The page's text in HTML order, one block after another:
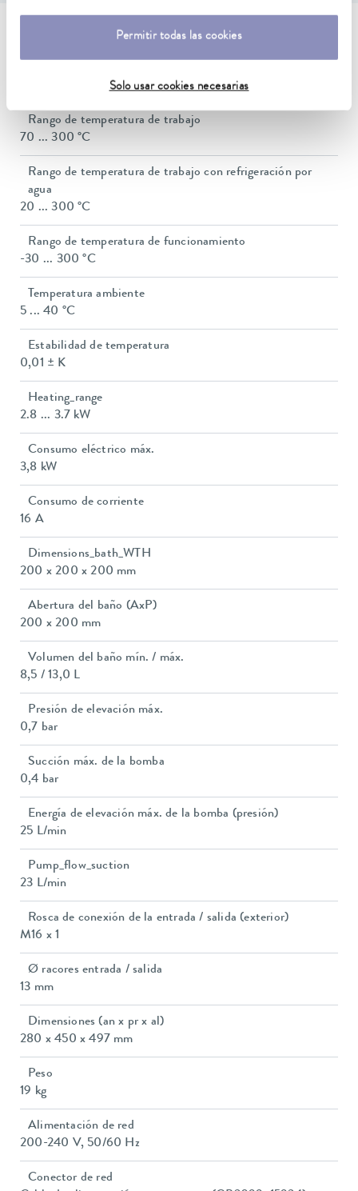
Permitir todas las cookies
Solo usar cookies necesarias
Características técnicas (según
Rango de temperatura de trabajo
70 ... 300 °C
Rango de temperatura de trabajo con refrigeración por
agua
20 ... 300 °C
Rango de temperatura de funcionamiento
-30 ... 300 °C
Temperatura ambiente
5 ... 40 °C
Estabilidad de temperatura
0,01 ± K
Heating_range
2.8 ... 3.7 kW
Consumo eléctrico máx.
3,8 kW
Consumo de corriente
16 A
Dimensions_bath_WTH
200 x 200 x 200 mm
Abertura del baño (AxP)
200 x 200 mm
Volumen del baño mín. / máx.
8,5 / 13,0 L
Presión de elevación máx.
0,7 bar
Succión máx. de la bomba
0,4 bar
Energía de elevación máx. de la bomba (presión)
25 L/min
Pump_flow_suction
23 L/min
Rosca de conexión de la entrada / salida (exterior)
M16 x 1
Ø racores entrada / salida
13 mm
Dimensiones (an x pr x al)
280 x 450 x 497 mm
Peso
19 kg
Alimentación de red
200-240 V, 50/60 Hz
Conector de red